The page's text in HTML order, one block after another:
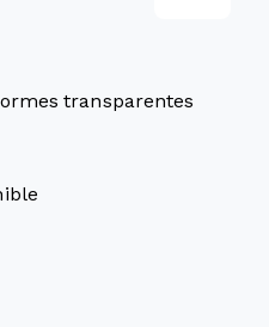
transparentes